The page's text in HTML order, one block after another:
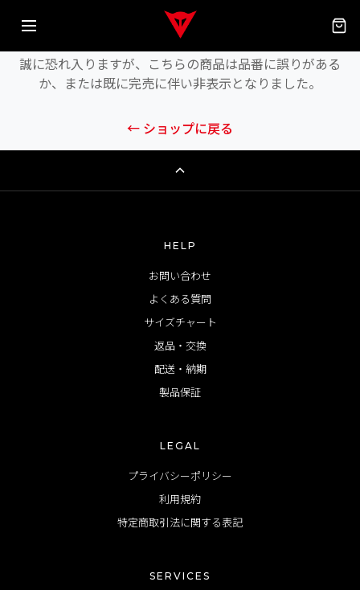
商品が見つかりません
誠に恐れ入りますが、こちらの商品は品番に誤りがある
か、または既に完売に伴い非表示となりました。
← ショップに戻る
HELP
お問い合わせ
よくある質問
サイズチャート
返品・交換
配送・納期
製品保証
LEGAL
プライバシーポリシー
利用規約
特定商取引法に関する表記
SERVICES